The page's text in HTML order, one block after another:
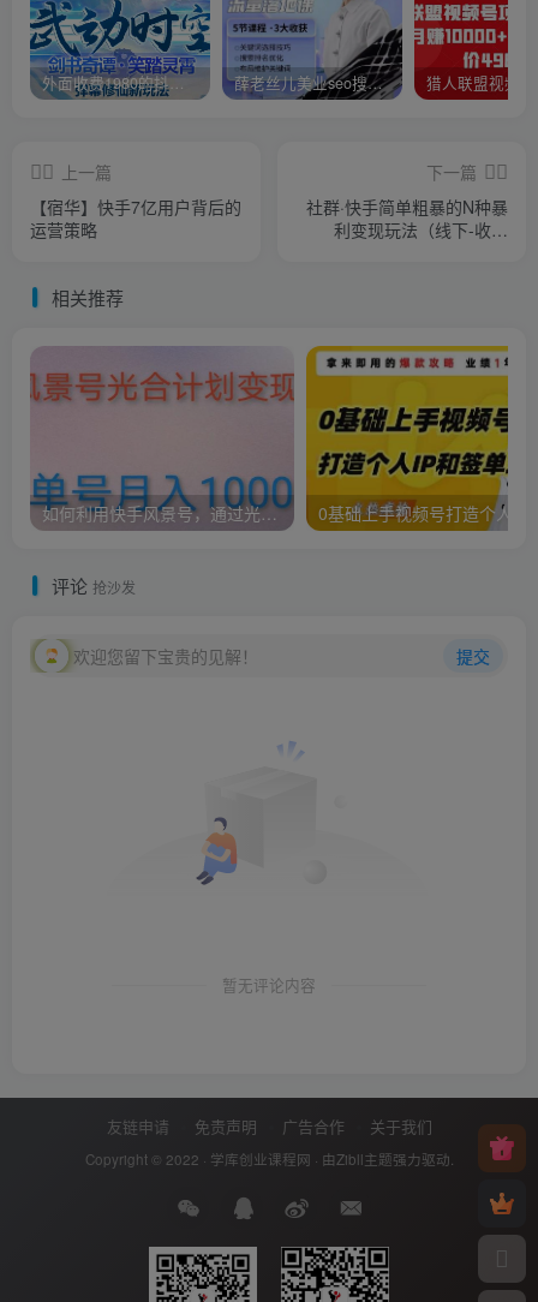
外面收费1980的抖音武动时空直播项目，无需真人出镜，实时互动直播【软件+详细教程】 薛老丝儿美业seo搜索流量落地课，一周暴涨20w粉丝，全干货讲解
上一篇
【宿华】快手7亿用户背后的
运营策略
下一篇
社群·快手简单粗暴的N种暴
利变现玩法（线下-收费
相关推荐
如何利用快手风景号，通过光合计划，实现单号月入1000+（附详细教程及制作软件）
评论 抢沙发
欢迎您留下宝贵的见解！ 提交
暂无评论内容
友链申请 免责声明 广告合作 关于我们
Copyright © 2022 · 学库创业课程网 · 由Zibll主题强力驱动.